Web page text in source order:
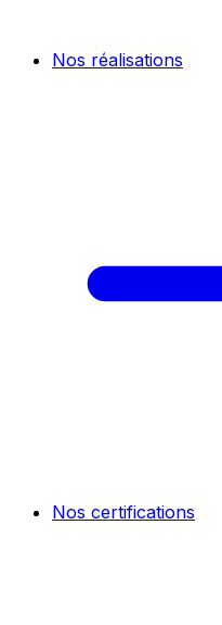
Nos réalisations
Nos certifications